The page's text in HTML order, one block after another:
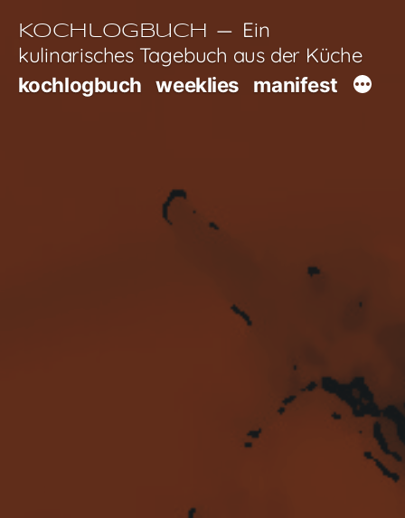
Inhalt
springen
Kochlogbuch
Ein
kulinarisches Tagebuch aus der Küche
kochlogbuch weeklies manifest